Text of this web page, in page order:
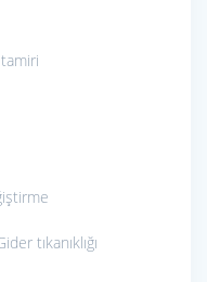
tıkanıklığı